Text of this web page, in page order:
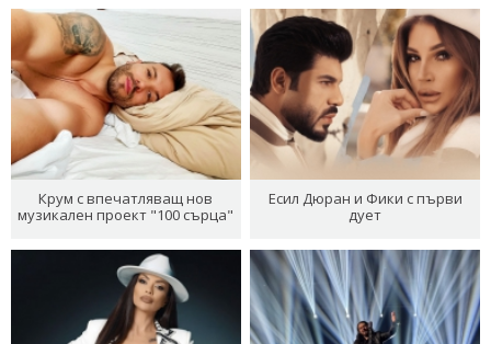
Крум с впечатляващ нов
музикален проект "100 сърца"
Есил Дюран и Фики с първи
дует